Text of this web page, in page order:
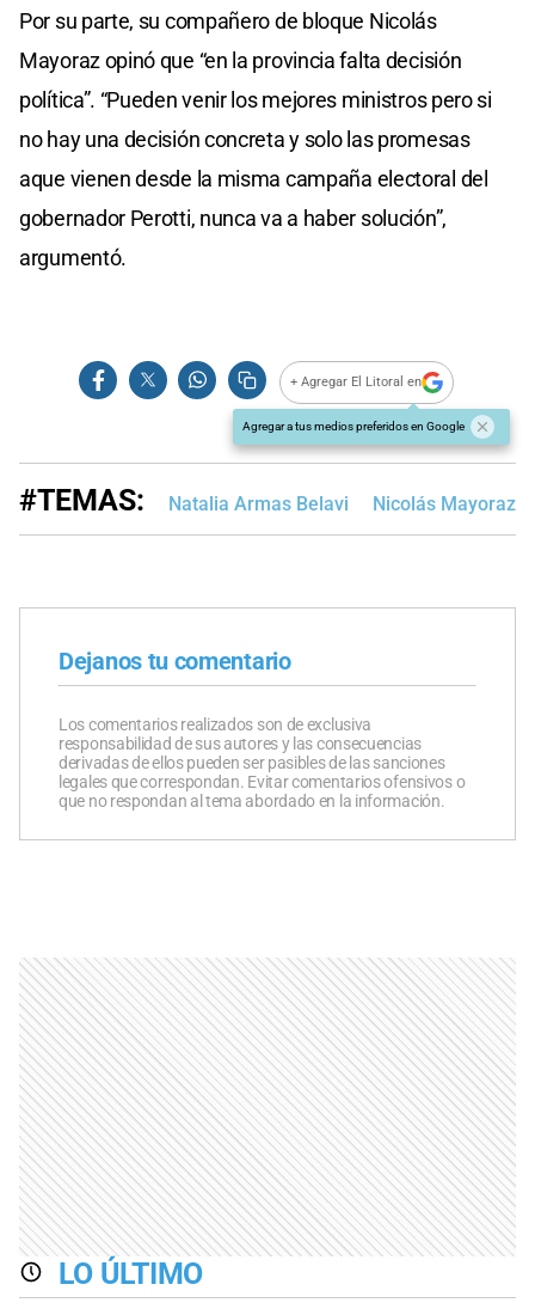
Por su parte, su compañero de bloque Nicolás
Mayoraz opinó que “en la provincia falta decisión
política”. “Pueden venir los mejores ministros pero si
no hay una decisión concreta y solo las promesas
aque vienen desde la misma campaña electoral del
gobernador Perotti, nunca va a haber solución”,
argumentó.
+ Agregar El Litoral en
Agregar a tus medios preferidos en Google
#TEMAS: Natalia Armas Belavi Nicolás Mayoraz
Dejanos tu comentario
Los comentarios realizados son de exclusiva
responsabilidad de sus autores y las consecuencias
derivadas de ellos pueden ser pasibles de las sanciones
legales que correspondan. Evitar comentarios ofensivos o
que no respondan al tema abordado en la información.
LO ÚLTIMO